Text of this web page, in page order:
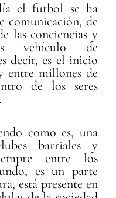
el futbol se ha
comunicación, de
las conciencias y
vehículo de
decir, es el inicio
entre millones de
de los seres
como es, una
barriales y
entre los
es un parte
está presente en